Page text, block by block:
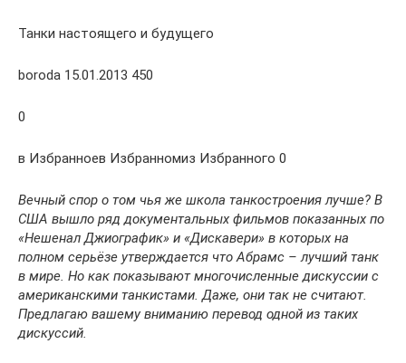
Танки настоящего и будущего
boroda 15.01.2013 450
0
в Избранноев Избранномиз Избранного 0
Вечный спор о том чья же школа танкостроения лучше? В
США вышло ряд документальных фильмов показанных по
«Нешенал Джиографик» и «Дискавери» в которых на
полном серьёзе утверждается что Абрамс – лучший танк
в мире. Но как показывают многочисленные дискуссии с
американскими танкистами. Даже, они так не считают.
Предлагаю вашему вниманию перевод одной из таких
дискуссий.